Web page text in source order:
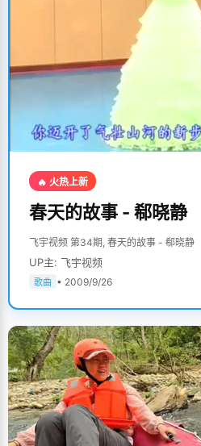
🔥 火热上新
春天的故事 - 郗晓静
飞宇视频 第34期, 春天的故事 - 郗晓静
UP主: 飞宇视频
歌曲 • 2009/9/26